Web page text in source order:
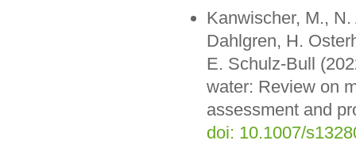
Kanwischer, M.,
Dahlgren, H.
E. Schulz-Bull
water: Review on
assessment and
doi: 10.1007/